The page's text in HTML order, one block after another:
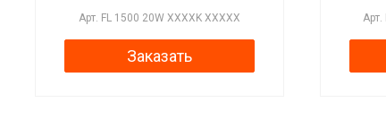
Арт. FL 1500 20W XXXXK XXXXX
Заказать
Арт.